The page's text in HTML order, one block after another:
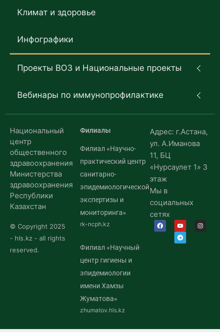
Климат и здоровье
Инфографики
Проекты ВОЗ и Национальные проекты
Вебинары по иммунопрофилактике
Национальный
центр
общественного
здравоохранения
Министерства
здравоохранения
Республики
Казахстан
© Copyright 2025
- hls.kz - all rights
reserved.
Филиалы
Филиал «Научно-
практический центр
санитарно-
эпидемиологической
экспертизы и
мониторинга»
rk-ncph.kz
Филиал «Научный
центр гигиены и
эпидемиологии
имени Хамзы
Жуматова»
zhumatov.hls.kz
Адрес: г.Астана,
ул. А.Иманова
11, БЦ
«Нурсаулет 1» 3
этаж
Мы в
социальных
сетях